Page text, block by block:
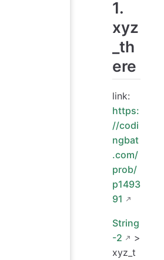
1.
xyz
_th
ere
link:
https:
//codi
ngbat
.com/
prob/
p1493
91
String
-2
>
xyz_t